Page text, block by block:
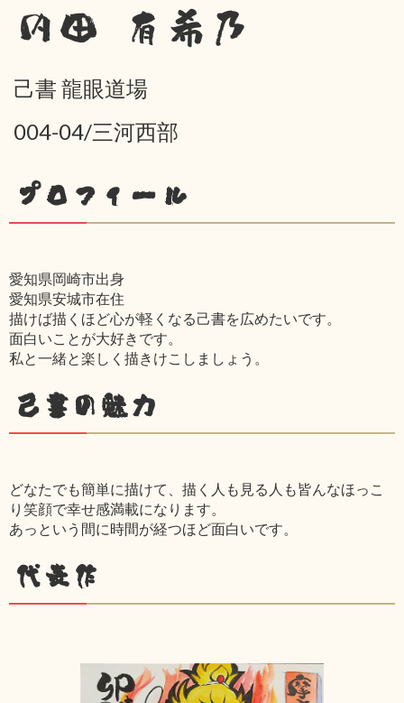
内田 有希乃
己書 龍眼道場
004-04/三河西部
プロフィール
愛知県岡崎市出身
愛知県安城市在住
描けば描くほど心が軽くなる己書を広めたいです。
面白いことが大好きです。
私と一緒と楽しく描きけこしましょう。
己書の魅力
どなたでも簡単に描けて、描く人も見る人も皆んなほっこ
り笑顔で幸せ感満載になります。
あっという間に時間が経つほど面白いです。
代表作